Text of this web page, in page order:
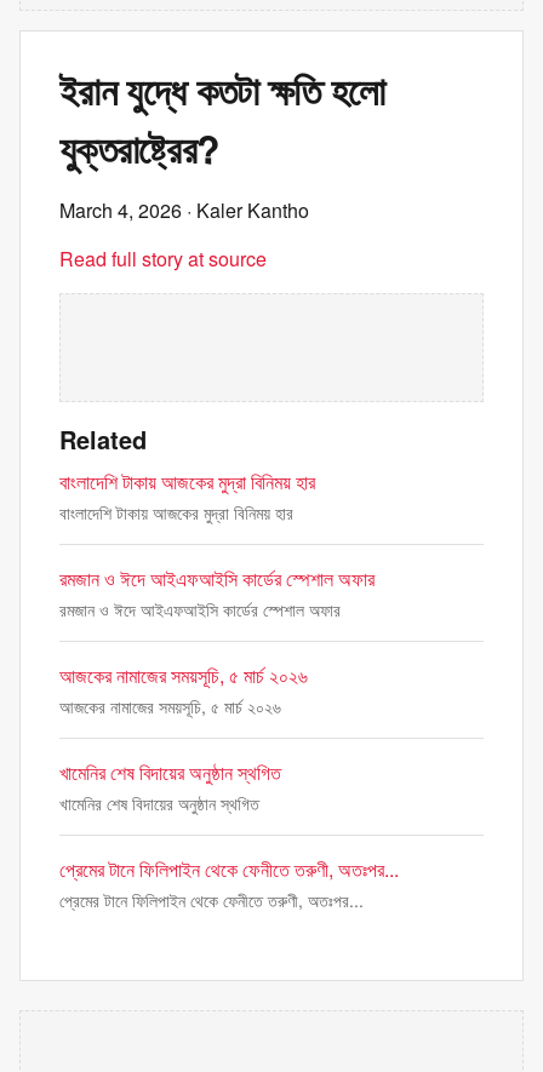
ইরান যুদ্ধে কতটা ক্ষতি হলো
যুক্তরাষ্ট্রের?
March 4, 2026 · Kaler Kantho
Read full story at source
Related
বাংলাদেশি টাকায় আজকের মুদ্রা বিনিময় হার
বাংলাদেশি টাকায় আজকের মুদ্রা বিনিময় হার
রমজান ও ঈদে আইএফআইসি কার্ডের স্পেশাল অফার
রমজান ও ঈদে আইএফআইসি কার্ডের স্পেশাল অফার
আজকের নামাজের সময়সূচি, ৫ মার্চ ২০২৬
আজকের নামাজের সময়সূচি, ৫ মার্চ ২০২৬
খামেনির শেষ বিদায়ের অনুষ্ঠান স্থগিত
খামেনির শেষ বিদায়ের অনুষ্ঠান স্থগিত
প্রেমের টানে ফিলিপাইন থেকে ফেনীতে তরুণী, অতঃপর...
প্রেমের টানে ফিলিপাইন থেকে ফেনীতে তরুণী, অতঃপর...